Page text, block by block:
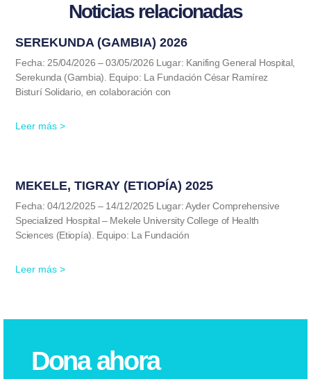
Noticias relacionadas
SEREKUNDA (GAMBIA) 2026
Fecha: 25/04/2026 – 03/05/2026 Lugar: Kanifing General Hospital,
Serekunda (Gambia). Equipo: La Fundación César Ramírez
Bisturí Solidario, en colaboración con
Leer más >
MEKELE, TIGRAY (ETIOPÍA) 2025
Fecha: 04/12/2025 – 14/12/2025 Lugar: Ayder Comprehensive
Specialized Hospital – Mekele University College of Health
Sciences (Etiopía). Equipo: La Fundación
Leer más >
Dona ahora